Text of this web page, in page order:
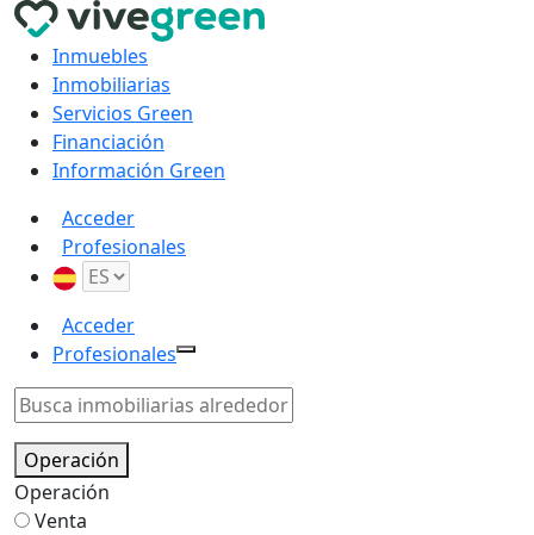
Inmuebles
Inmobiliarias
Servicios Green
Financiación
Información Green
Acceder
Profesionales
Acceder
Profesionales
Operación
Operación
Venta